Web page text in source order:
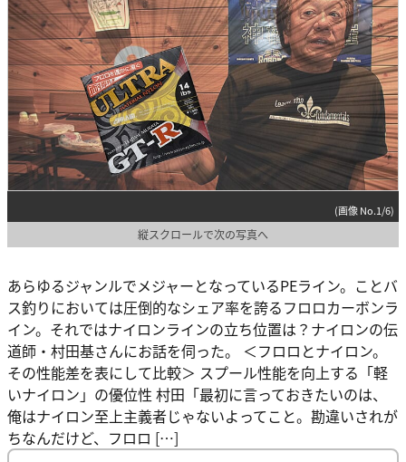
(画像 No.1/6)
縦スクロールで次の写真へ
あらゆるジャンルでメジャーとなっているPEライン。ことバ
ス釣りにおいては圧倒的なシェア率を誇るフロロカーボンラ
イン。それではナイロンラインの立ち位置は？ナイロンの伝
道師・村田基さんにお話を伺った。 ＜フロロとナイロン。
その性能差を表にして比較＞ スプール性能を向上する「軽
いナイロン」の優位性 村田「最初に言っておきたいのは、
俺はナイロン至上主義者じゃないよってこと。勘違いされが
ちなんだけど、フロロ […]